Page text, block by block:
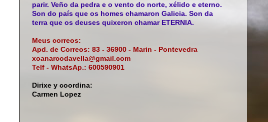
parir. Veño da pedra e o vento do norte, xélido e eterno.
Son do país que os homes chamaron Galicia. Son da
terra que os deuses quixeron chamar ETERNIA.
Meus correos:
Apd. de Correos: 83 - 36900 - Marin - Pontevedra
xoanarcodavella@gmail.com
Telf - WhatsAp.: 600590901
Dirixe y coordina:
Carmen Lopez